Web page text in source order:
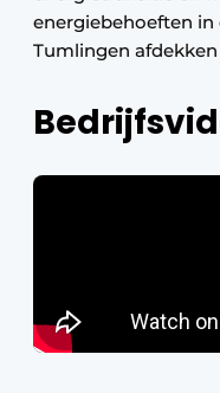
energiebehoeften
Tumlingen